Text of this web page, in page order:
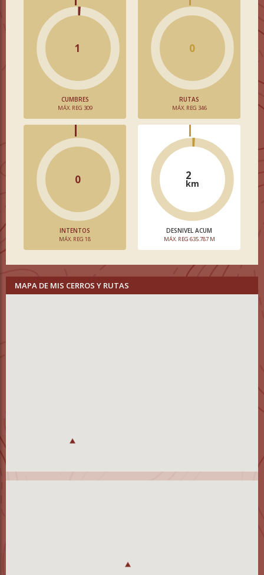
1
CUMBRES
MÁX. REG 309
0
RUTAS
MÁX. REG 346
0
INTENTOS
MÁX. REG 18
2
km
DESNIVEL ACUM
MÁX. REG 635.787 M
MAPA DE MIS CERROS Y RUTAS